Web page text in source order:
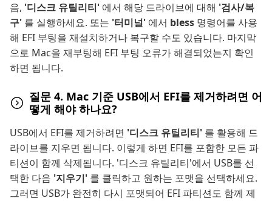
음, '디스크 유틸리티' 에서 해당 드라이브에 대해 '검사/복
구' 를 실행하세요. 또는 '터미널' 에서 bless 명령어를 사용
해 EFI 부팅을 재설치하거나 복구할 수도 있습니다. 마지막
으로 Mac을 재부팅해 EFI 부팅 오류가 해결되었는지 확인
하면 됩니다.
질문 4. Mac 기준 USB에서 EFI를 제거하려면 어
떻게 해야 하나요?
USB에서 EFI를 제거하려면 '디스크 유틸리티' 를 활용해 드
라이브를 지우면 됩니다. 이렇게 하면 EFI를 포함한 모든 파
티션이 함께 삭제됩니다. '디스크 유틸리티'에서 USB를 선
택한 다음 '지우기' 를 클릭하고 원하는 포맷을 선택하세요.
그러면 USB가 완전히 다시 포맷되어 EFI 파티션도 함께 제